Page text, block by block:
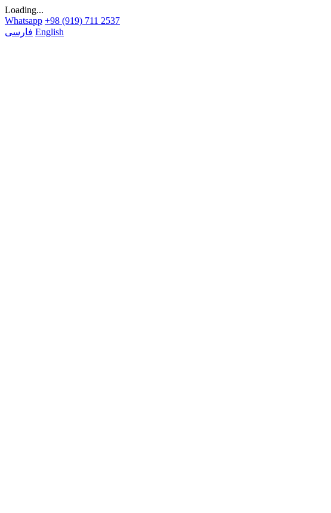
Loading...
Whatsapp +98 (919) 711 2537
فارسی English